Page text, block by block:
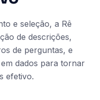
e seleção, a Rê
de descrições,
de perguntas, e
dados para tornar
efetivo.